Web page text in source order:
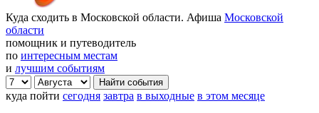
Куда сходить в Московской области. Афиша Московской
области
помощник и путеводитель
по интересным местам
и лучшим событиям
куда пойти сегодня завтра в выходные в этом месяце